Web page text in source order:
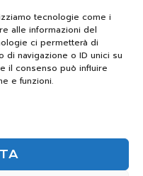
tecnologie come i
alle informazioni del
ci permetterà di
navigazione o ID unici su
il consenso può influire
e funzioni.
relative agli